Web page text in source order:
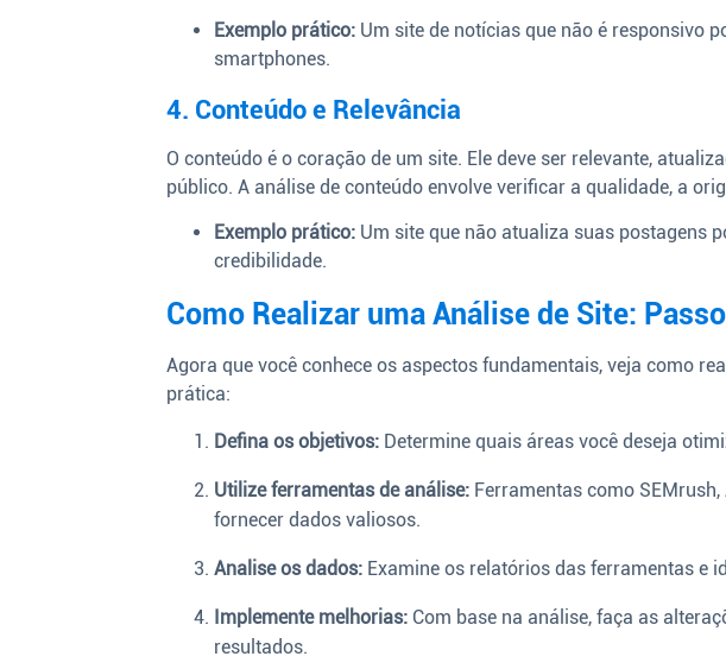
Exemplo prático: Um site de notícias que não é responsivo
smartphones.
4. Conteúdo e Relevância
O conteúdo é o coração de um site. Ele deve ser relevante,
público. A análise de conteúdo envolve verificar a qualidade, a
Exemplo prático: Um site que não atualiza suas postagens
credibilidade.
Como Realizar uma Análise de Site:
Agora que você conhece os aspectos fundamentais, veja como
prática:
Defina os objetivos: Determine quais áreas você deseja
Utilize ferramentas de análise: Ferramentas como
fornecer dados valiosos.
Analise os dados: Examine os relatórios das ferramentas e
Implemente melhorias: Com base na análise, faça as
resultados.